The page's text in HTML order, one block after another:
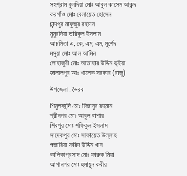
সহশ্রাম ধুলদিয়া মোঃ আবুল কাসেম আকন্দ
করগাঁও মোঃ বেলায়েত হোসেন
চান্দপুর মাফুজুর রহমান
মুমুরদিয়া তরিকুল ইসলাম
আচমিতা এ, কে, এম, এম, মুর্শেদ
মসুয়া মোঃ আল আমিন
লোহাজুরী মোঃ আতাহার উদ্দিন ভূইয়া
জালালপুর আঃ খালেক সরকার (রাজু)
উপজেলা : ভৈরব
শিমুলকান্দি মোঃ মিজানুর রহমান
শ্রীনগর মোঃ আবুল বাশার
শিবপুর মোঃ শফিকুল ইসলাম
সাদেকপুর মোঃ সাফায়েত উল্লাহ
গজারিয়া ফরিদ উদ্দিন খান
কালিকাপ্রসাদ মোঃ ফারুক মিয়া
আগানগর মোঃ হুমায়ুন কবীর